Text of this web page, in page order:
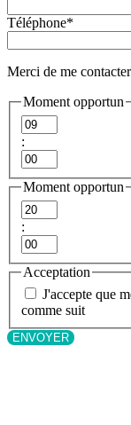
Téléphone*
Merci de me
Moment opportun
Heures
:
Minutes
Moment opportun
Heures
:
Minutes
Acceptation
J'accepte que
comme suit